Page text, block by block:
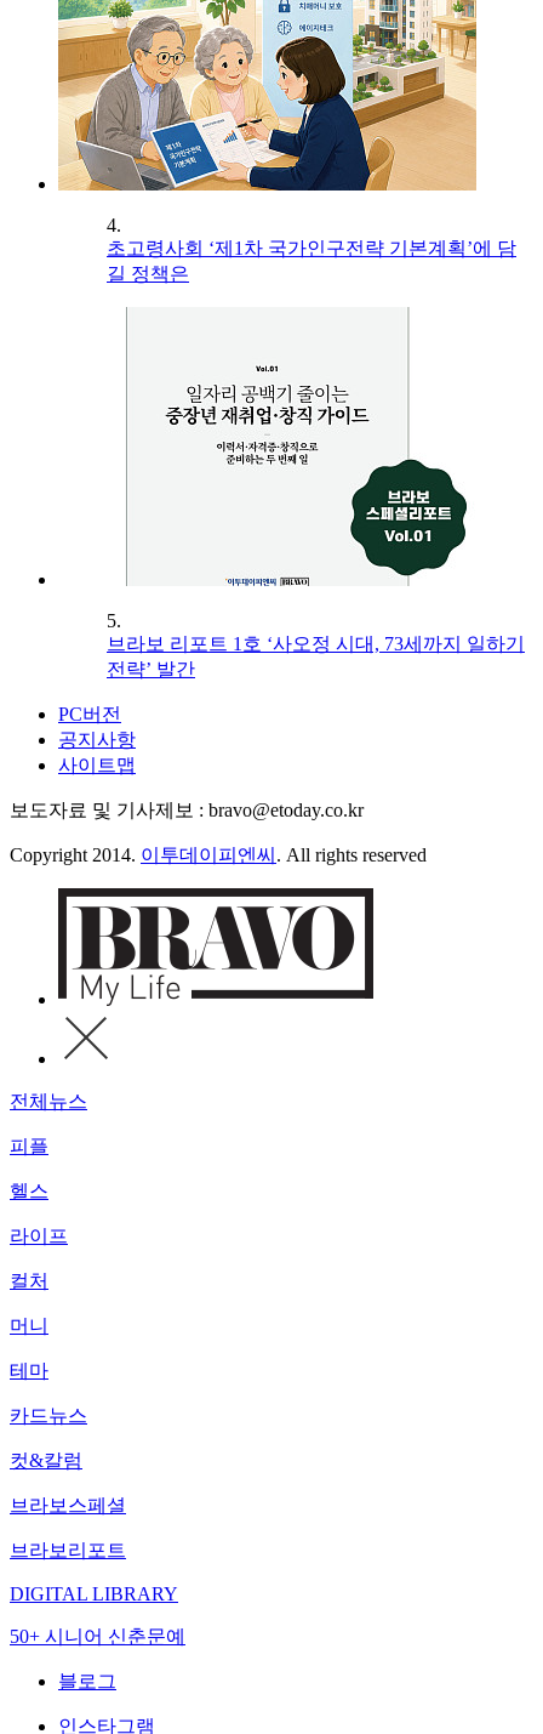
4.
초고령사회 ‘제1차 국가인구전략 기본계획’에 담
길 정책은
5.
브라보 리포트 1호 ‘사오정 시대, 73세까지 일하기
전략’ 발간
PC버전
공지사항
사이트맵
보도자료 및 기사제보 : bravo@etoday.co.kr
Copyright 2014. 이투데이피엔씨 . All rights reserved
전체뉴스
피플
헬스
라이프
컬처
머니
테마
카드뉴스
컷&칼럼
브라보스페셜
브라보리포트
DIGITAL LIBRARY
50+ 시니어 신춘문예
블로그
인스타그램